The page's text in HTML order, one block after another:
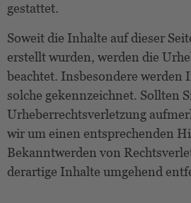
gestattet.
Soweit die Inhalte auf dieser
erstellt wurden, werden die
beachtet. Insbesondere werden
solche gekennzeichnet. Sollten
Urheberrechtsverletzung
wir um einen entsprechenden
Bekanntwerden von
derartige Inhalte umgehend